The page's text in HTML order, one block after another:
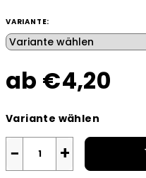
VARIANTE:
ab €4,20
Variante wählen
+
−